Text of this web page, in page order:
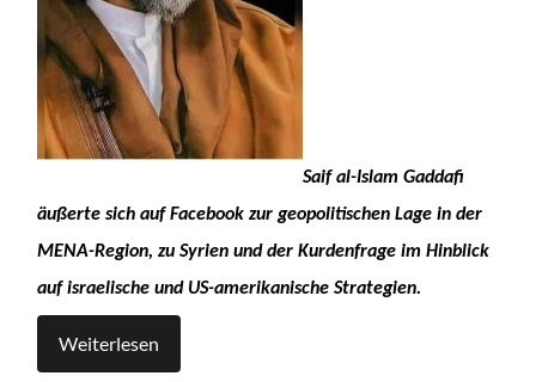
Saif al-Islam Gaddafi
äußerte sich auf Facebook zur geopolitischen Lage in der
MENA-Region, zu Syrien und der Kurdenfrage im Hinblick
auf israelische und US-amerikanische Strategien.
Weiterlesen